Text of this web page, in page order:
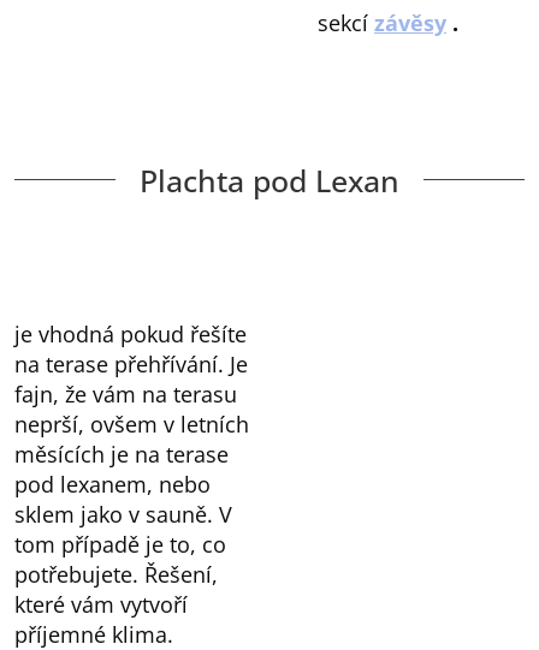
sekcí závěsy .
Plachta pod Lexan
je vhodná pokud řešíte
na terase přehřívání. Je
fajn, že vám na terasu
neprší, ovšem v letních
měsících je na terase
pod lexanem, nebo
sklem jako v sauně. V
tom případě je to, co
potřebujete. Řešení,
které vám vytvoří
příjemné klima.